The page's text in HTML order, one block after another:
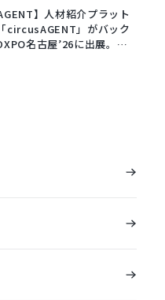
】人材紹介プラット
circusAGENT」がバック
名古屋’26に出展。東